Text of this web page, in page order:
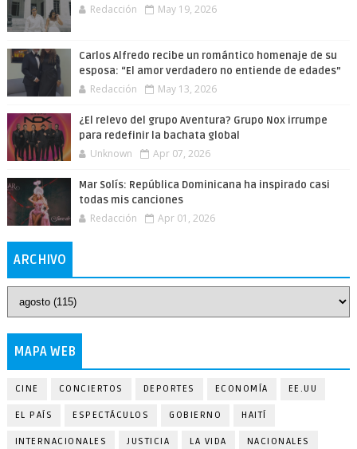
Redacción May 19, 2026
Carlos Alfredo recibe un romántico homenaje de su
esposa: “El amor verdadero no entiende de edades”
Redacción May 13, 2026
¿El relevo del grupo Aventura? Grupo Nox irrumpe
para redefinir la bachata global
Unknown Apr 07, 2026
Mar Solís: República Dominicana ha inspirado casi
todas mis canciones
Redacción Apr 01, 2026
ARCHIVO
MAPA WEB
CINE CONCIERTOS DEPORTES ECONOMÍA EE.UU
EL PAÍS ESPECTÁCULOS GOBIERNO HAITÍ
INTERNACIONALES JUSTICIA LA VIDA NACIONALES